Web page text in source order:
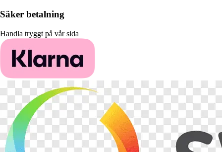
Säker betalning
Handla tryggt på vår sida